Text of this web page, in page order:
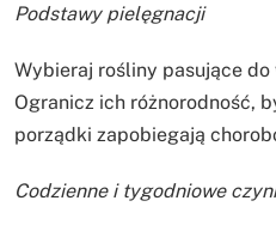
Podstawy pielęgnacji
Wybieraj rośliny pasujące
Ogranicz ich różnorodność,
porządki zapobiegają
Codzienne i tygodniowe